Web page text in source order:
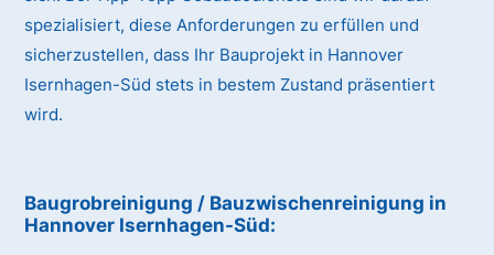
spezialisiert, diese Anforderungen zu erfüllen und
sicherzustellen, dass Ihr Bauprojekt in Hannover
Isernhagen-Süd stets in bestem Zustand präsentiert
wird.
Baugrobreinigung / Bauzwischenreinigung in
Hannover Isernhagen-Süd: